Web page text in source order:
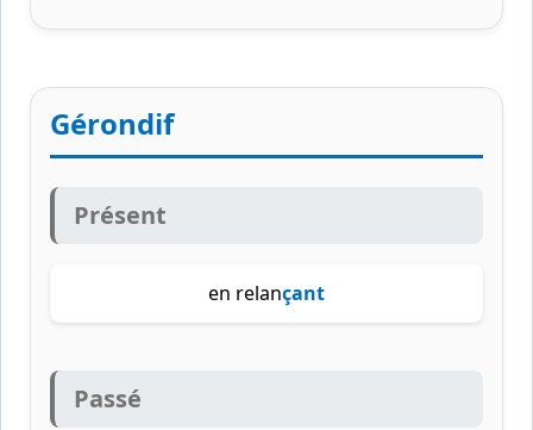
Gérondif
Présent
en relançant
Passé